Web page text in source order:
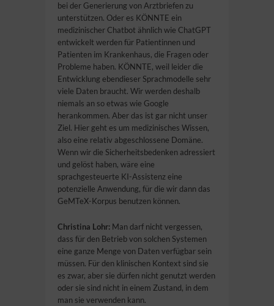
bei der Generierung von Arztbriefen zu
unterstützen. Oder es KÖNNTE ein
medizinischer Chatbot ähnlich wie ChatGPT
entwickelt werden für Patientinnen und
Patienten im Krankenhaus, die Fragen oder
Probleme haben. KÖNNTE, weil leider die
Entwicklung ebendieser Sprachmodelle sehr
viele Daten braucht. Wir werden deshalb
niemals an so etwas wie Google
herankommen. Aber das ist gar nicht unser
Ziel. Hier geht es um medizinisches Wissen,
also eine relativ abgeschlossene Domäne.
Wenn wir die Sicherheitsbedenken adressiert
und gelöst haben, wäre eine
sprachgesteuerte KI-Assistenz eine
potenzielle Anwendung, für die wir dann das
GeMTeX-Korpus benutzen können.
Christina Lohr: Man darf nicht vergessen,
dass für den Betrieb von solchen Systemen
eine ganze Menge von Daten verfügbar sein
müssen. Für den klinischen Kontext sind sie
es zwar, aber sie dürfen nicht genutzt werden
oder sie sind nicht in einem Zustand, in dem
man sie verwenden kann.